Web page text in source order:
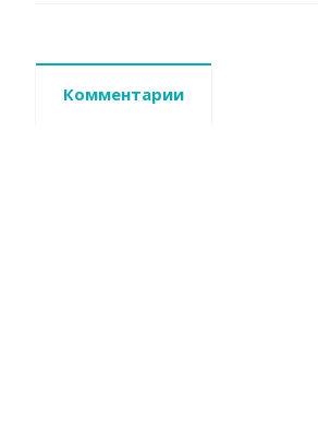
Комментарии